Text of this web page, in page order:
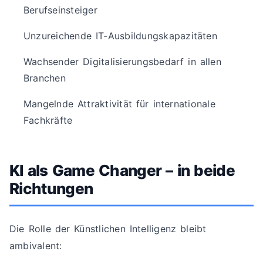
Berufseinsteiger
Unzureichende IT-Ausbildungskapazitäten
Wachsender Digitalisierungsbedarf in allen
Branchen
Mangelnde Attraktivität für internationale
Fachkräfte
KI als Game Changer – in beide
Richtungen
Die Rolle der Künstlichen Intelligenz bleibt
ambivalent: